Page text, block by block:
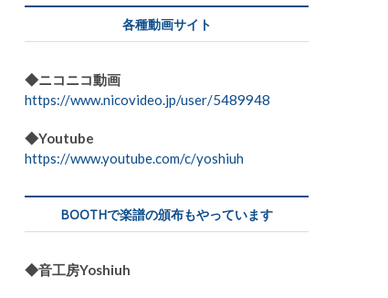
各種動画サイト
◆ニコニコ動画
https://www.nicovideo.jp/user/5489948
◆Youtube
https://www.youtube.com/c/yoshiuh
BOOTHで楽譜の頒布もやっています
◆音工房Yoshiuh